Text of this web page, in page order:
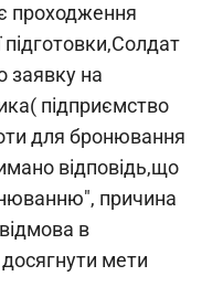
проходження
підготовки,Солдат
заявку на
підприємство
для бронювання
відповідь,що
причина
в
мети